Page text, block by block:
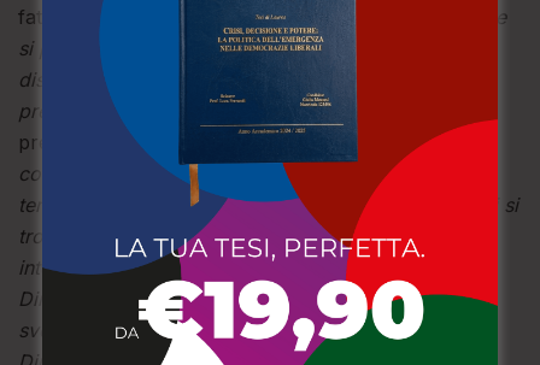
fatto un forte richiamo all’unità: “ Il mio auspicio è che
si possa collaborare in un clima sereno, superando i
dissidi che hanno portato alla decadenza del
precedente Consiglio Direttivo– ha dichiarato la
presidente Ciciarello –
Il CSV Calabria Centro è un
corpo unico che rispetta le specificità dei singoli
territori – Catanzaro, Crotone e Vibo Valentia – in cui si
trova ad operare. Ma per giungere ad un’unità di
intenti, occorre il contributo di tutti, e del Consiglio
Direttivo in primis: è mia intenzione, infatti, far
svolgere un ruolo attivo ai singoli componenti del